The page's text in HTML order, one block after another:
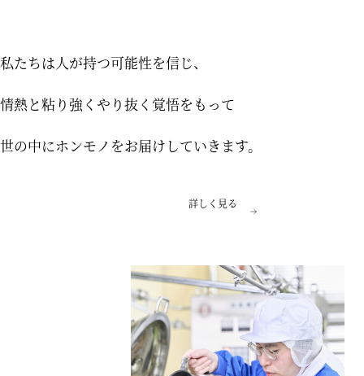
私たちは人が持つ可能性を信じ、
情熱と粘り強くやり抜く覚悟をもって
世の中にホンモノをお届けしていきます。
詳しく見る